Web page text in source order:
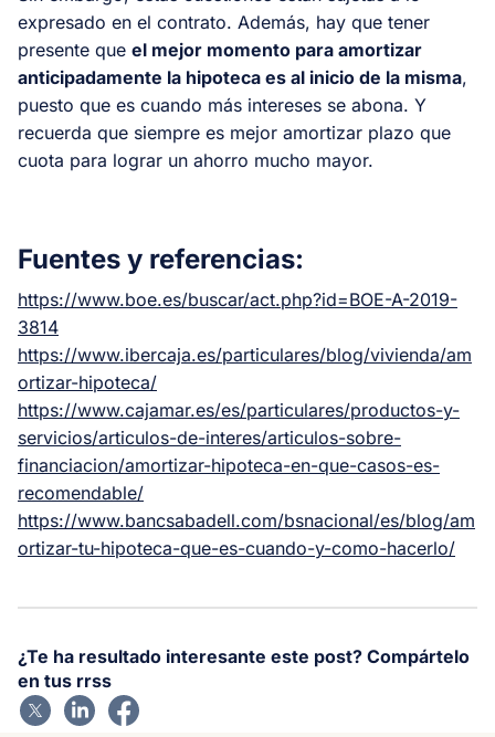
expresado en el contrato. Además, hay que tener
presente que el mejor momento para amortizar
anticipadamente la hipoteca es al inicio de la misma,
puesto que es cuando más intereses se abona. Y
recuerda que siempre es mejor amortizar plazo que
cuota para lograr un ahorro mucho mayor.
Fuentes y referencias:
https://www.boe.es/buscar/act.php?id=BOE-A-2019-
3814
https://www.ibercaja.es/particulares/blog/vivienda/am
ortizar-hipoteca/
https://www.cajamar.es/es/particulares/productos-y-
servicios/articulos-de-interes/articulos-sobre-
financiacion/amortizar-hipoteca-en-que-casos-es-
recomendable/
https://www.bancsabadell.com/bsnacional/es/blog/am
ortizar-tu-hipoteca-que-es-cuando-y-como-hacerlo/
¿Te ha resultado interesante este post? Compártelo
en tus rrss